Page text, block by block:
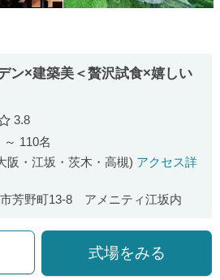
ン×建築美＜贅沢試食×嬉しい
口コミ評価
3.8
110名
阪・江坂・茨木・高槻) アクセス詳
芳野町13-8 アメニティ江坂内
式場をみる